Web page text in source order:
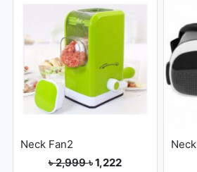
Neck Fan2
৳ 2,999৳ 1,222